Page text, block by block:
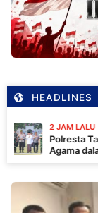
HEADLINES
LALU
Tangerang
dalam Sabuk